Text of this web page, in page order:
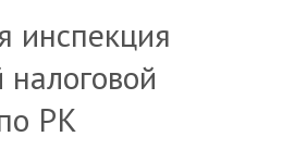
инспекция
РК